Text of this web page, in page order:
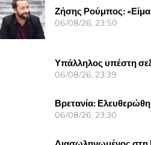
Ζήσης Ρούμπος:
06/08/26, 23:50
Υπάλληλος υπέστη
06/08/26, 23:39
Βρετανία:
06/08/26, 23:30